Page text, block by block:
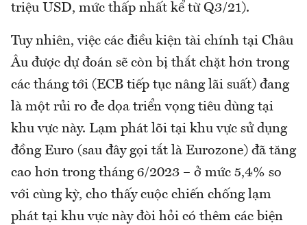
triệu USD, mức thấp nhất kể từ Q3/21).
Tuy nhiên, việc các điều kiện tài chính tại Châu
Âu được dự đoán sẽ còn bị thắt chặt hơn trong
các tháng tới (ECB tiếp tục nâng lãi suất) đang
là một rủi ro đe dọa triển vọng tiêu dùng tại
khu vực này. Lạm phát lõi tại khu vực sử dụng
đồng Euro (sau đây gọi tắt là Eurozone) đã tăng
cao hơn trong tháng 6/2023 – ở mức 5,4% so
với cùng kỳ, cho thấy cuộc chiến chống lạm
phát tại khu vực này đòi hỏi có thêm các biện